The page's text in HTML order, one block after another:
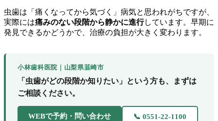
虫歯は「痛くなってから気づく」病気と思われがちですが、
実際には痛みのない段階から静かに進行しています。早期に
発見できるかどうかで、治療の負担が大きく変わります。
小林歯科医院｜山梨県韮崎市
「虫歯がどの段階か知りたい」という方も、まずは
ご相談ください。
WEBで予約・問い合わせ 📞 0551-22-1100